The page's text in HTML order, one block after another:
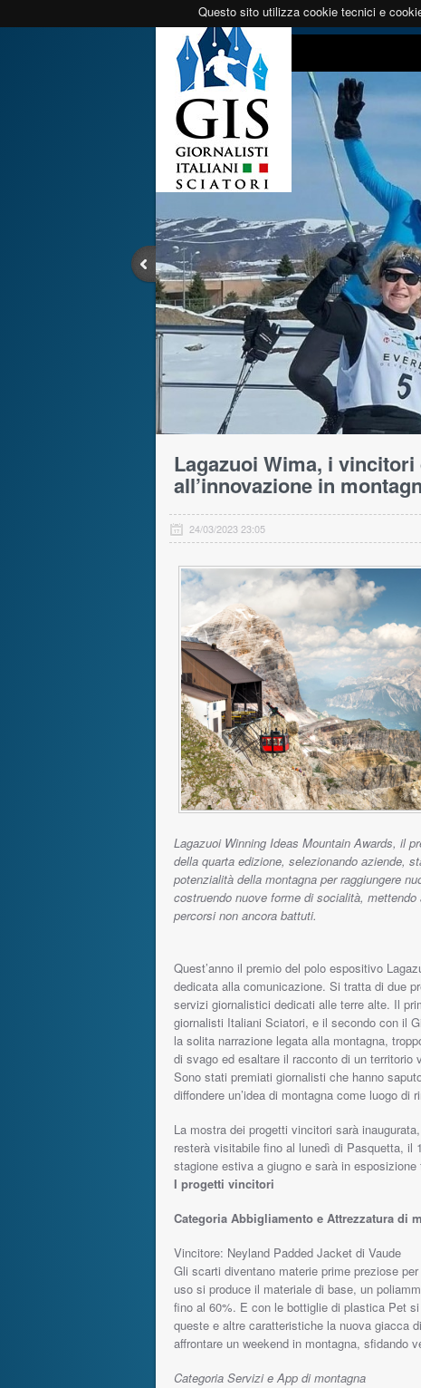
Questo sito utilizza cookie tecnici e
Lagazuoi Wima, i
all’innovazione in
24/03/2023 23:05
Lagazuoi Winning Ideas Mountain Awards, il
della quarta edizione, selezionando aziende,
potenzialità della montagna per raggiungere
costruendo nuove forme di socialità,
percorsi non ancora battuti.
Quest’anno il premio del polo espositivo
dedicata alla comunicazione. Si tratta di due
servizi giornalistici dedicati alle terre alte. Il
giornalisti Italiani Sciatori, e il secondo con il
la solita narrazione legata alla montagna,
di svago ed esaltare il racconto di un territorio
Sono stati premiati giornalisti che hanno
diffondere un’idea di montagna come luogo
La mostra dei progetti vincitori sarà
resterà visitabile fino al lunedì di Pasquetta, il
stagione estiva a giugno e sarà in esposizione
I progetti vincitori
Categoria Abbigliamento e Attrezzatura di
Vincitore: Neyland Padded Jacket di Vaude
Gli scarti diventano materie prime preziose
uso si produce il materiale di base, un
fino al 60%. E con le bottiglie di plastica Pet
queste e altre caratteristiche la nuova giacca
affrontare un weekend in montagna, sfidando
Categoria Servizi e App di montagna